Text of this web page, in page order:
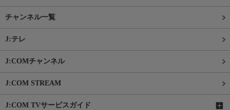
チャンネル一覧
J:テレ
J:COMチャンネル
J:COM STREAM
J:COM TVサービスガイド